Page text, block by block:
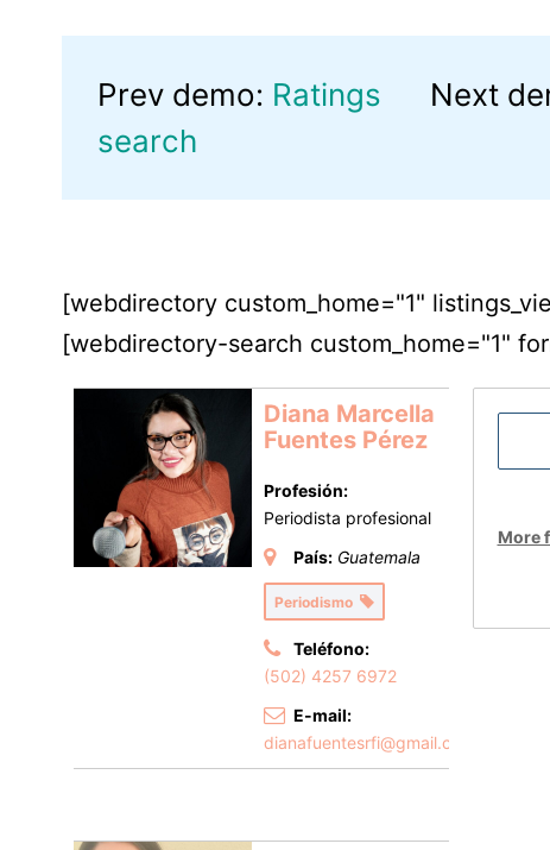
Prev demo: Ratings
search
Next
[webdirectory custom_home="1"
[webdirectory-search custom_home="1"
Diana Marcella
Fuentes Pérez
Profesión:
Periodista profesional
País: Guatemala
Periodismo
Teléfono:
(502) 4257 6972
E-mail:
dianafuentesrfi@gmail.com
More